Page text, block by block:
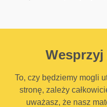
To, czy będziemy mogli
stronę, zależy
uważasz, że nasz